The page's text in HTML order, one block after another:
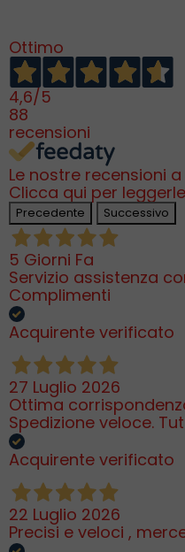
Ottimo
4,6/5
88
recensioni
Le nostre recensioni
Clicca qui per
Precedente Successivo
5 Giorni Fa
Servizio assistenza
Complimenti
Acquirente verificato
27 Luglio 2026
Ottima
Spedizione veloce.
Acquirente verificato
22 Luglio 2026
Precisi e veloci ,